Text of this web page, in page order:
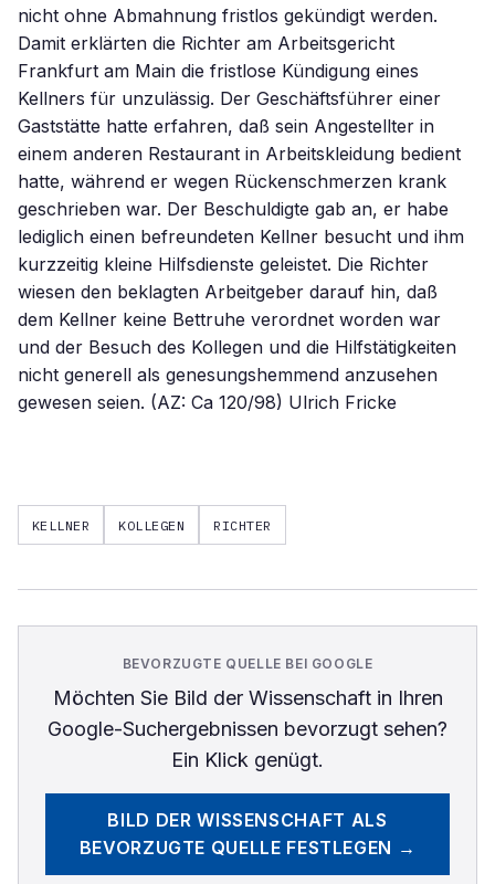
nicht ohne Abmahnung fristlos gekündigt werden.
Damit erklärten die Richter am Arbeitsgericht
Frankfurt am Main die fristlose Kündigung eines
Kellners für unzulässig. Der Geschäftsführer einer
Gaststätte hatte erfahren, daß sein Angestellter in
einem anderen Restaurant in Arbeitskleidung bedient
hatte, während er wegen Rückenschmerzen krank
geschrieben war. Der Beschuldigte gab an, er habe
lediglich einen befreundeten Kellner besucht und ihm
kurzzeitig kleine Hilfsdienste geleistet. Die Richter
wiesen den beklagten Arbeitgeber darauf hin, daß
dem Kellner keine Bettruhe verordnet worden war
und der Besuch des Kollegen und die Hilfstätigkeiten
nicht generell als genesungshemmend anzusehen
gewesen seien. (AZ: Ca 120/98) Ulrich Fricke
KELLNER KOLLEGEN RICHTER
BEVORZUGTE QUELLE BEI GOOGLE
Möchten Sie Bild der Wissenschaftin Ihren
Google-Suchergebnissen bevorzugt sehen?
Ein Klick genügt.
BILD DER WISSENSCHAFT ALS
BEVORZUGTE QUELLE FESTLEGEN →